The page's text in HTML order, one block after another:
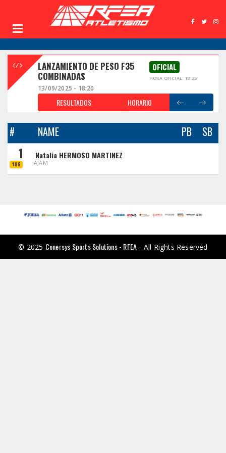
LANZAMIENTO DE PESO F35
COMBINADAS
OFICIAL
HORA OFICIAL: 18:25
13/09/2025 - 18:20
RESULTADOS HORARIO
# NAME PB SB
1
188
Natalia HERMOSO MARTINEZ
AJAM
© 2025 Conersys Sports Solutions - RFEA - All Rights Reserved